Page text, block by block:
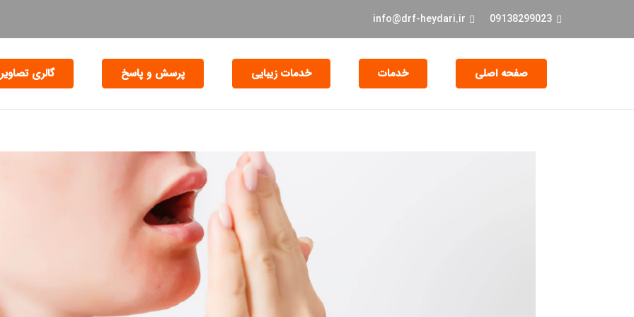
09138299023
info@drf-heydari.ir
صفحه اصلی خدمات خدمات زیبایی پرسش و پاسخ گالری تصاویر